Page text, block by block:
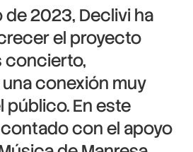
2023, Declivi ha
el proyecto
concierto,
conexión muy
En este
con el apoyo